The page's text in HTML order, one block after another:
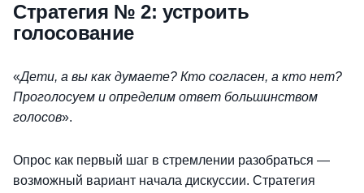
Стратегия № 2: устроить
голосование
«Дети, а вы как думаете? Кто согласен, а кто нет?
Проголосуем и определим ответ большинством
голосов».
Опрос как первый шаг в стремлении разобраться —
возможный вариант начала дискуссии. Стратегия